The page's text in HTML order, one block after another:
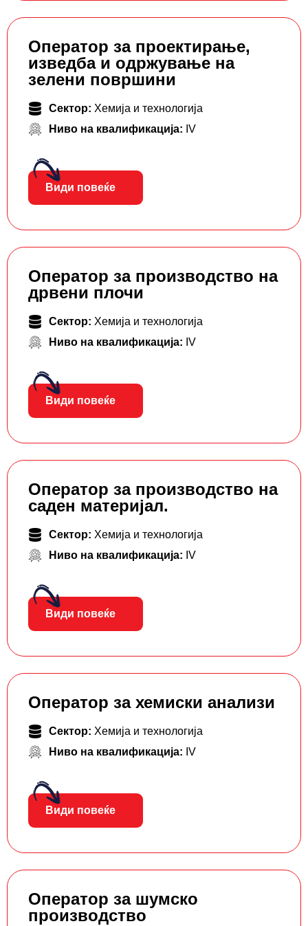
Оператор за проектирање,
изведба и одржување на
зелени површини
Сектор: Хемија и технологија
Ниво на квалификација: IV
Види повеќе
Оператор за производство на
дрвени плочи
Сектор: Хемија и технологија
Ниво на квалификација: IV
Види повеќе
Оператор за производство на
саден материјал.
Сектор: Хемија и технологија
Ниво на квалификација: IV
Види повеќе
Оператор за хемиски анализи
Сектор: Хемија и технологија
Ниво на квалификација: IV
Види повеќе
Оператор за шумско
производство